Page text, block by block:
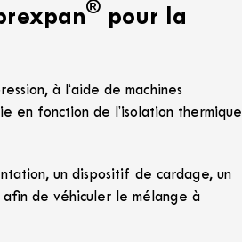
® pour la
à l‘aide de machines
en fonction de l’isolation thermique
un dispositif de cardage, un
de véhiculer le mélange à